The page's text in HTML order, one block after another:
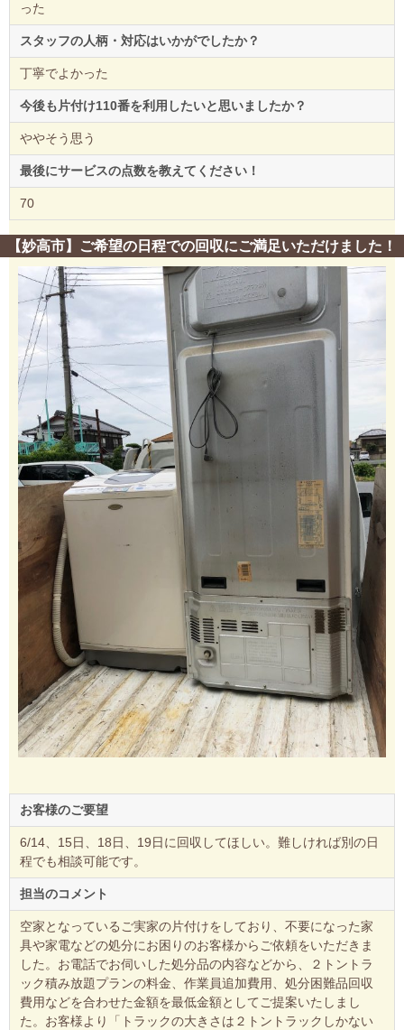
った
スタッフの人柄・対応はいかがでしたか？
丁寧でよかった
今後も片付け110番を利用したいと思いましたか？
ややそう思う
最後にサービスの点数を教えてください！
70
【妙高市】ご希望の日程での回収にご満足いただけました！
お客様のご要望
6/14、15日、18日、19日に回収してほしい。難しければ別の日
程でも相談可能です。
担当のコメント
空家となっているご実家の片付けをしており、不要になった家
具や家電などの処分にお困りのお客様からご依頼をいただきま
した。お電話でお伺いした処分品の内容などから、２トントラ
ック積み放題プランの料金、作業員追加費用、処分困難品回収
費用などを合わせた金額を最低金額としてご提案いたしまし
た。お客様より「トラックの大きさは２トントラックしかない